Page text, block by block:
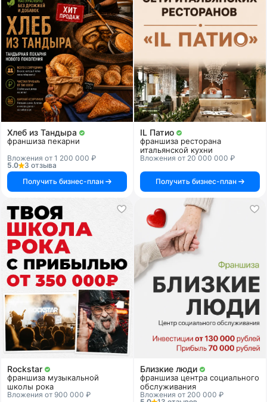
Хлеб из Тандыра
франшиза пекарни
Вложения от 1 200 000 ₽
5.0
3 отзыва
Получить бизнес-план
IL Патио
франшиза ресторана
итальянской кухни
Вложения от 20 000 000 ₽
Получить бизнес-план
Rockstar
франшиза музыкальной
школы рока
Вложения от 900 000 ₽
Близкие люди
франшиза центра социального
обслуживания
Вложения от 200 000 ₽